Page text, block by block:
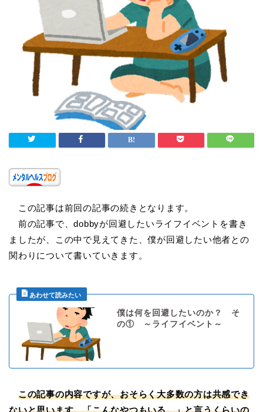
この記事は前回の記事の続きとなります。
前の記事で、dobbyが回避したいライフイベントを書き
ましたが、この中で見えてきた、僕が回避したい他者との
関わりについて書いていきます。
僕は何を回避したいのか？ そ
の① ～ライフイベント～
この記事の内容ですが、おそらく大多数の方は共感でき
ないと思います。「こんなやつもいる。」と言うくらいの